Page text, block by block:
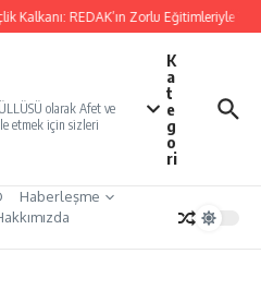
Kalkanı: REDAK’ın Zorlu Eğitimleriyle
olarak Afet ve
etmek için sizleri
K
a
t
e
g
o
ri
Haberleşme